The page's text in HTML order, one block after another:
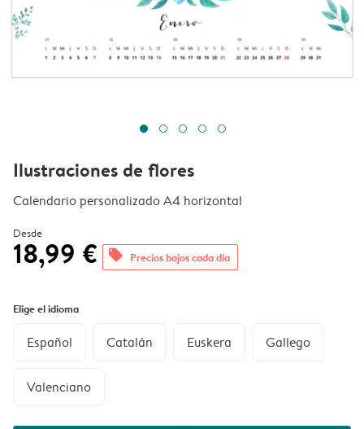
Ilustraciones de flores
Calendario personalizado A4 horizontal
Desde
18,99 € offers Precios bajos cada día
Elige el idioma
Español Catalán Euskera Gallego
Valenciano